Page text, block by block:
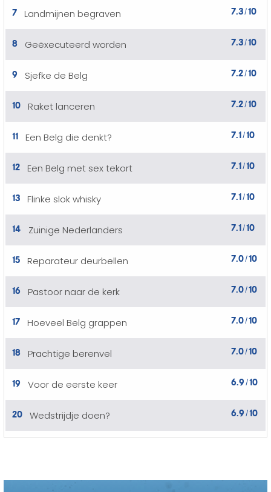
7 Landmijnen begraven 7.3/10
8 Geëxecuteerd worden 7.3/10
9 Sjefke de Belg 7.2/10
10 Raket lanceren 7.2/10
11 Een Belg die denkt? 7.1/10
12 Een Belg met sex tekort 7.1/10
13 Flinke slok whisky 7.1/10
14 Zuinige Nederlanders 7.1/10
15 Reparateur deurbellen 7.0/10
16 Pastoor naar de kerk 7.0/10
17 Hoeveel Belg grappen 7.0/10
18 Prachtige berenvel 7.0/10
19 Voor de eerste keer 6.9 /10
20 Wedstrijdje doen? 6.9 /10